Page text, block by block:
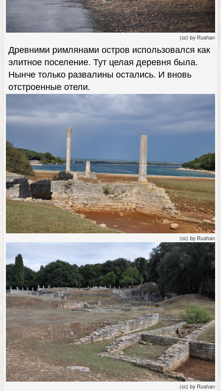
(cc) by Rushan
Древними римлянами остров использовался как
элитное поселение. Тут целая деревня была.
Нынче только развалины остались. И вновь
отстроенные отели.
(cc) by Rushan
(cc) by Rushan